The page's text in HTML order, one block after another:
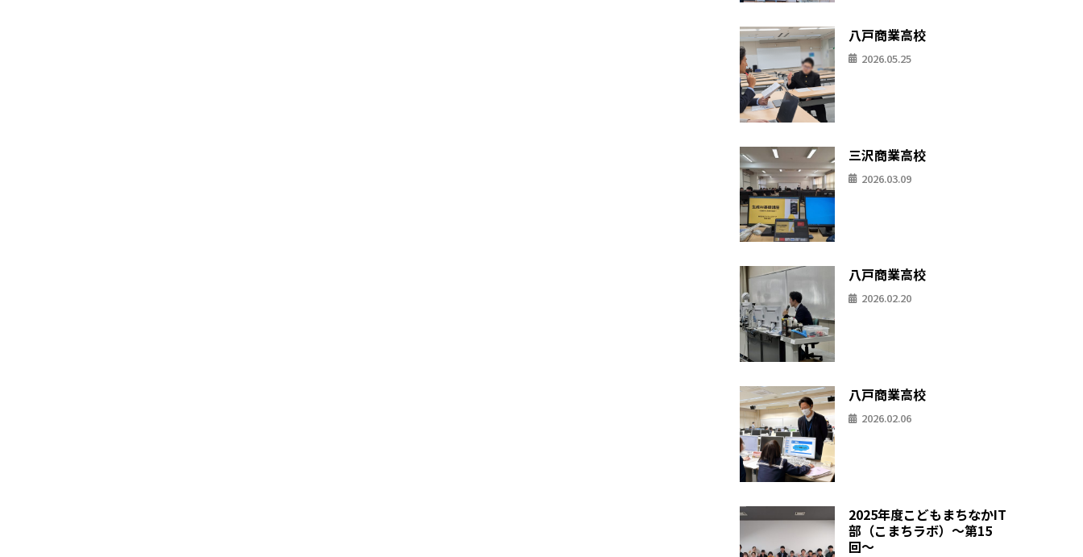
八戸商業高校
2026.05.25
三沢商業高校
2026.03.09
八戸商業高校
2026.02.20
八戸商業高校
2026.02.06
2025年度こどもまちなかIT
部（こまちラボ）〜第15
回〜